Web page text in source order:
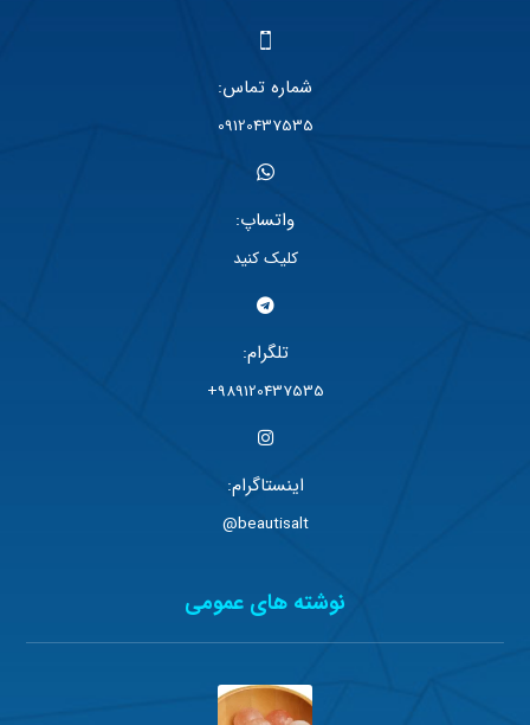
شماره تماس:
09120437535
واتساپ:
کلیک کنید
تلگرام:
989120437535+
اینستاگرام:
beautisalt@
نوشته های عمومی